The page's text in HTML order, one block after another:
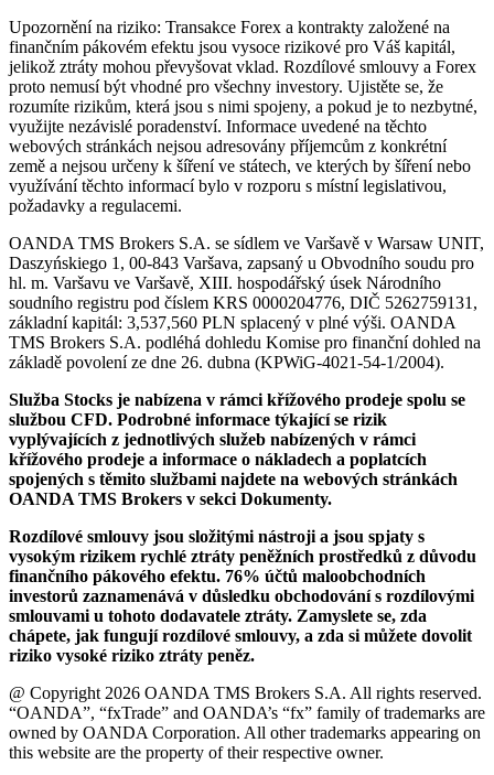
Upozornění na riziko: Transakce Forex a kontrakty založené na
finančním pákovém efektu jsou vysoce rizikové pro Váš kapitál,
jelikož ztráty mohou převyšovat vklad. Rozdílové smlouvy a Forex
proto nemusí být vhodné pro všechny investory. Ujistěte se, že
rozumíte rizikům, která jsou s nimi spojeny, a pokud je to nezbytné,
využijte nezávislé poradenství. Informace uvedené na těchto
webových stránkách nejsou adresovány příjemcům z konkrétní
země a nejsou určeny k šíření ve státech, ve kterých by šíření nebo
využívání těchto informací bylo v rozporu s místní legislativou,
požadavky a regulacemi.
OANDA TMS Brokers S.A. se sídlem ve Varšavě v Warsaw UNIT,
Daszyńskiego 1, 00-843 Varšava, zapsaný u Obvodního soudu pro
hl. m. Varšavu ve Varšavě, XIII. hospodářský úsek Národního
soudního registru pod číslem KRS 0000204776, DIČ 5262759131,
základní kapitál: 3,537,560 PLN splacený v plné výši. OANDA
TMS Brokers S.A. podléhá dohledu Komise pro finanční dohled na
základě povolení ze dne 26. dubna (KPWiG-4021-54-1/2004).
Služba Stocks je nabízena v rámci křížového prodeje spolu se
službou CFD. Podrobné informace týkající se rizik
vyplývajících z jednotlivých služeb nabízených v rámci
křížového prodeje a informace o nákladech a poplatcích
spojených s těmito službami najdete na webových stránkách
OANDA TMS Brokers v sekci Dokumenty.
Rozdílové smlouvy jsou složitými nástroji a jsou spjaty s
vysokým rizikem rychlé ztráty peněžních prostředků z důvodu
finančního pákového efektu. 76% účtů maloobchodních
investorů zaznamenává v důsledku obchodování s rozdílovými
smlouvami u tohoto dodavatele ztráty. Zamyslete se, zda
chápete, jak fungují rozdílové smlouvy, a zda si můžete dovolit
riziko vysoké riziko ztráty peněz.
@ Copyright 2026 OANDA TMS Brokers S.A. All rights reserved.
“OANDA”, “fxTrade” and OANDA’s “fx” family of trademarks are
owned by OANDA Corporation. All other trademarks appearing on
this website are the property of their respective owner.